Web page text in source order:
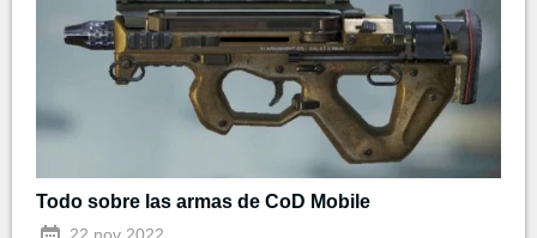
Todo sobre las armas de CoD Mobile